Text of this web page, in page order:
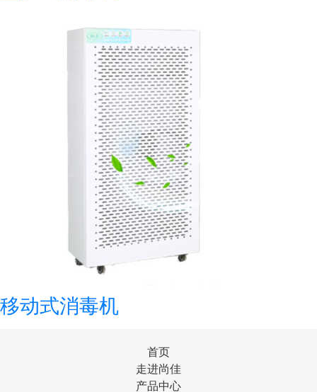
移动式消毒机
首页
走进尚佳
产品中心